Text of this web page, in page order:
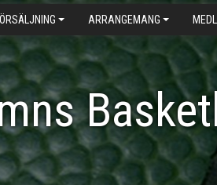
ARRANGEMANG